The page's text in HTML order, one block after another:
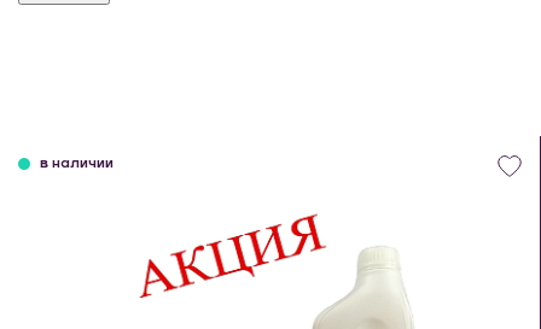
в наличии